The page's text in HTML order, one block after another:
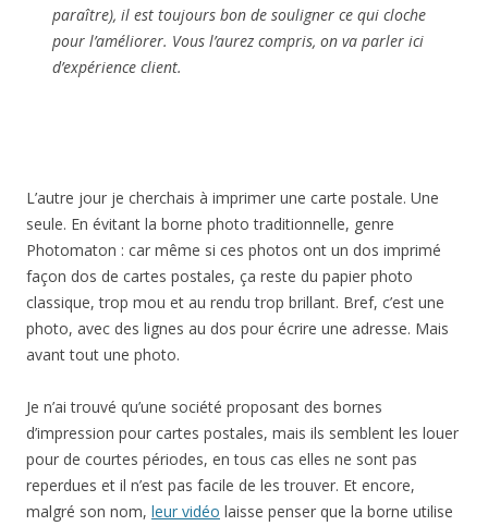
paraître), il est toujours bon de souligner ce qui cloche
pour l’améliorer. Vous l’aurez compris, on va parler ici
d’expérience client.
L’autre jour je cherchais à imprimer une carte postale. Une
seule. En évitant la borne photo traditionnelle, genre
Photomaton : car même si ces photos ont un dos imprimé
façon dos de cartes postales, ça reste du papier photo
classique, trop mou et au rendu trop brillant. Bref, c’est une
photo, avec des lignes au dos pour écrire une adresse. Mais
avant tout une photo.
Je n’ai trouvé qu’une société proposant des bornes
d’impression pour cartes postales, mais ils semblent les louer
pour de courtes périodes, en tous cas elles ne sont pas
reperdues et il n’est pas facile de les trouver. Et encore,
malgré son nom, leur vidéo laisse penser que la borne utilise